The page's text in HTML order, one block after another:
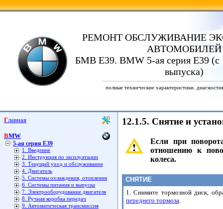
РЕМОНТ ОБСЛУЖИВАНИЕ
АВТОМОБИЛЕЙ
БМВ Е39. BMW 5-ая серия E39 (с
выпуска)
полные технические характеристики.
Главная
BMW
5-ая серия E39
1. Введение
2. Инструкция по эксплуатации
3. Текущий уход и обслуживание
4. Двигатель
5. Системы охлаждения, отопления
6. Системы питания и выпуска
7. Электрооборудование двигателя
8. Ручная коробка передач
9. Автоматическая трансмиссия
12.1.5. Снятие и
Если при
отношению к
колеса.
СНЯТИЕ
1. Снимите тормозной диск,
переднего тормоза.